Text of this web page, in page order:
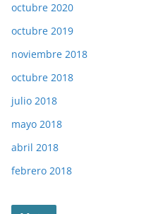
octubre 2020
octubre 2019
noviembre 2018
octubre 2018
julio 2018
mayo 2018
abril 2018
febrero 2018